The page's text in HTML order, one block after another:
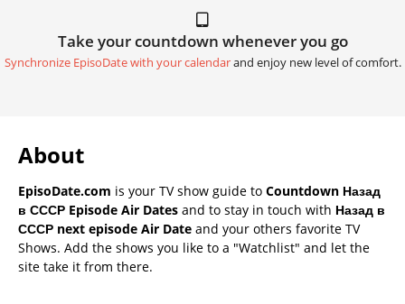
Take your countdown whenever you go
Synchronize EpisoDate with your calendarand enjoy new level of comfort.
About
EpisoDate.com is your TV show guide to Countdown Назад
в СССР Episode Air Dates and to stay in touch with Назад в
СССР next episode Air Date and your others favorite TV
Shows. Add the shows you like to a "Watchlist" and let the
site take it from there.